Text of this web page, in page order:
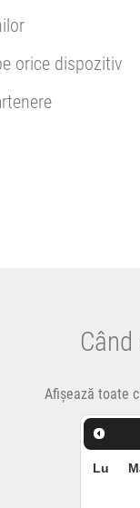
orice dispozitiv
Afișează toate
Lu